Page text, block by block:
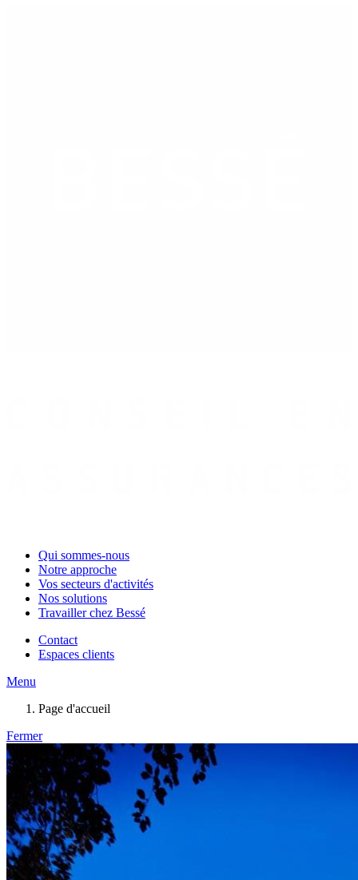
Qui sommes-nous
Notre approche
Vos secteurs d'activités
Nos solutions
Travailler chez Bessé
Contact
Espaces clients
Menu
Page d'accueil
Fermer